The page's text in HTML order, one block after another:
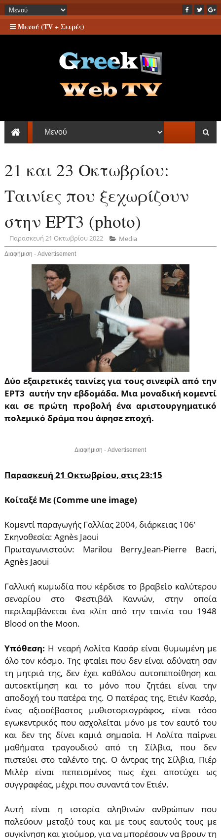
Μενού (TV + Σειρές)
21 και 23 Οκτωβρίου:
Ταινίες που ξεχωρίζουν
στην ΕΡΤ3 (photo)
Παρασκευή 21 Οκτωβρίου 2022 Media
Διαφήμιση - Advertisement
Δύο εξαιρετικές ταινίες για τους σινεφίλ από την
ΕΡΤ3 αυτήν την εβδομάδα. Μια μοναδική κομεντί
και σε πρώτη προβολή ένα αριστουργηματικό
πολεμικό δράμα που άφησε εποχή.
Διαφήμιση - Advertisement
Παρασκευή 21 Οκτωβρίου, στις 23:15
Κοίταξέ Με (Comme une image)
Κομεντί παραγωγής Γαλλίας 2004, διάρκειας 106’
Σκηνοθεσία: Agnès Jaoui
Πρωταγωνιστούν: Marilou Berry,Jean-Pierre Bacri,
Agnès Jaoui
Γαλλική κωμωδία που κέρδισε το βραβείο καλύτερου
σεναρίου στο Φεστιβάλ Καννών, στην οποία
περιλαμβάνεται ένα κλίπ από την ταινία του 1948
Blood on the Moon.
Υπόθεση: Η vεαρή Λoλίτα Κασάρ είναι θυμωμένη με
όλο τον κόσμο. Της φταίει που δεν είναι αδύνατη σαν
τη μητριά της, δεν έχει καθόλου αυτοπεποίθηση και
αυτοεκτίμηση και το μόνο που ζητάει είναι την
αποδοχή του πατέρα της. Ο πατέρας της, Ετιέν Κασάρ,
ένας αξιοσέβαστος μυθιστοριογράφος, είναι τόσο
εγωκεντρικός που ασχολείται μόνο με τον εαυτό του
και δεν της δίνει καμιά σημασία. Η Λoλίτα παίρνει
μαθήματα τραγουδιού από τη Σίλβια, που δεν
πιστεύει στο ταλέντο της. Ο άντρας της Σίλβια, Πιέρ
Μιλέρ είναι πεπεισμένος πως έχει αποτύχει ως
συγγραφέας, μέχρι που συναντά τον Ετιέν.
Αυτή είναι η ιστορία αληθινών ανθρώπων που
παλεύουν μεταξύ τους και με τους εαυτούς τους με
συγκίνηση και χιούμορ, για να μπορέσουν να βρουν τη